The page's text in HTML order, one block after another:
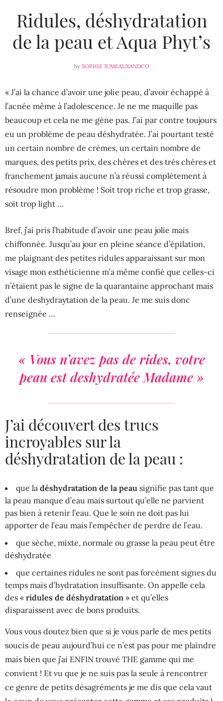
Ridules, déshydratation
de la peau et Aqua Phyt’s
by SOPHIE JUMEAUXANDCO
« J’ai la chance d’avoir une jolie peau, d’avoir échappé à
l’acnée même à l’adolescence. Je ne me maquille pas
beaucoup et cela ne me gène pas. J’ai par contre toujours
eu un problème de peau déshydratée. J’ai pourtant testé
un certain nombre de crèmes, un certain nombre de
marques, des petits prix, des chères et des très chères et
franchement jamais aucune n’a réussi complètement à
résoudre mon problème ! Soit trop riche et trop grasse,
soit trop light …
Bref, j’ai pris l’habitude d’avoir une peau jolie mais
chiffonnée. Jusqu’au jour en pleine séance d’épilation,
me plaignant des petites ridules apparaissant sur mon
visage mon esthéticienne m’a même confié que celles-ci
n’étaient pas le signe de la quarantaine approchant mais
d’une deshydraytation de la peau. Je me suis donc
renseignée …
« Vous n’avez pas de rides, votre
peau est deshydratée Madame »
J’ai découvert des trucs
incroyables sur la
déshydratation de la peau :
que la déshydratation de la peau signifie pas tant que
la peau manque d’eau mais surtout qu’elle ne parvient
pas bien à retenir l’eau. Que le soin ne doit pas lui
apporter de l’eau mais l’empêcher de perdre de l’eau.
que sèche, mixte, normale ou grasse la peau peut être
déshydratée
que certaines ridules ne sont pas forcément signes du
temps mais d’hydratation insuffisante. On appelle cela
des « ridules de déshydratation » et qu’elles
disparaissent avec de bons produits.
Vous vous doutez bien que si je vous parle de mes petits
soucis de peau aujourd’hui ce n’est pas pour me plaindre
mais bien que j’ai ENFIN trouvé THE gamme qui me
convient ! Et vu que je ne suis pas la seule à rencontrer
ce genre de petits désagréments je me dis que cela vaut